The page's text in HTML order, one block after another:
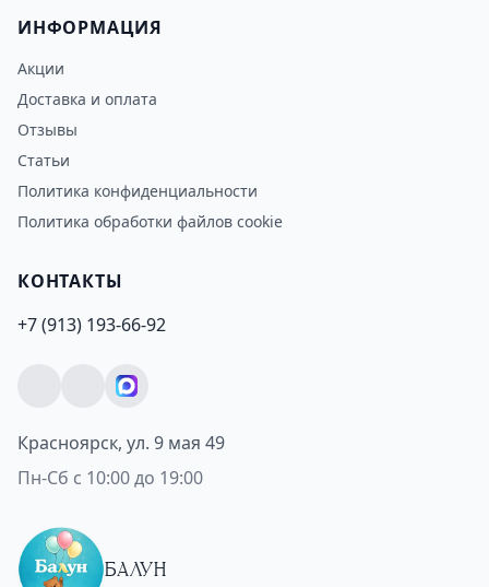
ИНФОРМАЦИЯ
Акции
Доставка и оплата
Отзывы
Статьи
Политика конфиденциальности
Политика обработки файлов cookie
КОНТАКТЫ
+7 (913) 193-66-92
Красноярск, ул. 9 мая 49
Пн-Сб с 10:00 до 19:00
БАЛУН